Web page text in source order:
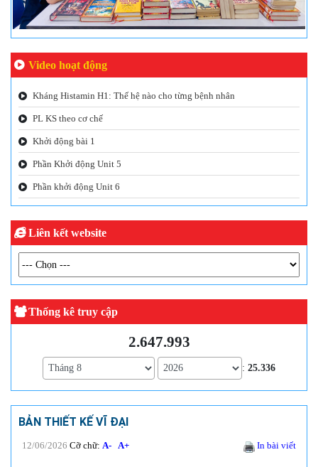
Video hoạt động
Kháng Histamin H1: Thế hệ nào cho từng bệnh nhân
PL KS theo cơ chế
Khởi động bài 1
Phần Khởi động Unit 5
Phần khởi động Unit 6
Liên kết website
Thống kê truy cập
2.647.993
:25.336
BẢN THIẾT KẾ VĨ ĐẠI
12/06/2026 Cỡ chữ: A- A+ In bài viết